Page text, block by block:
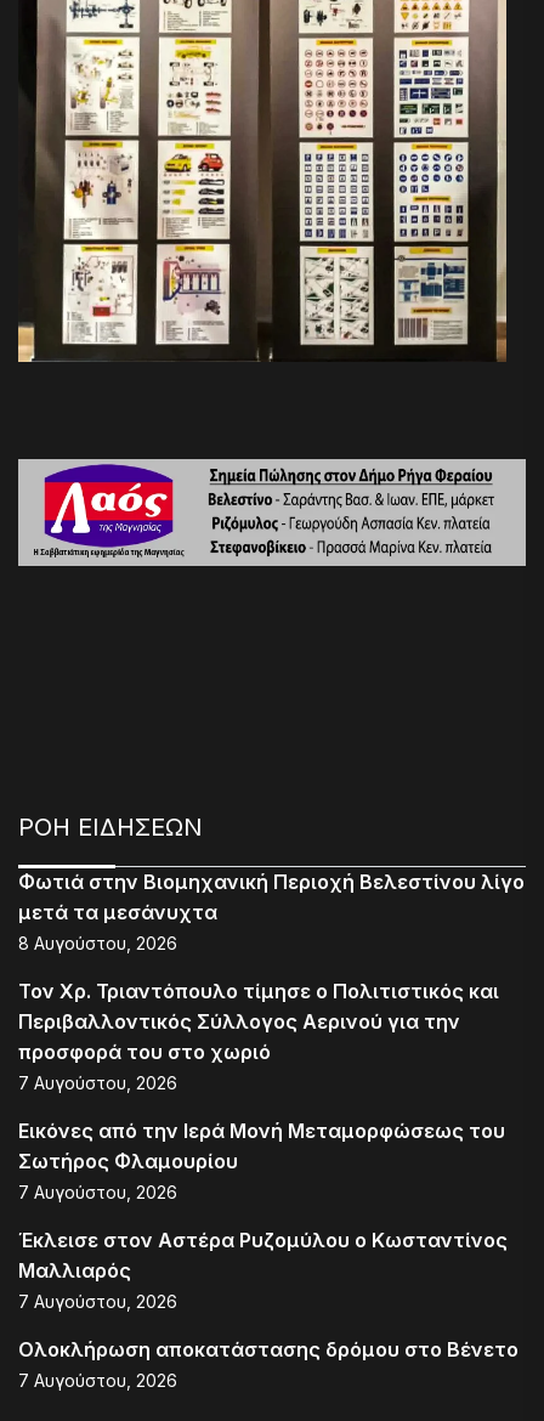
ΡΟΗ ΕΙΔΗΣΕΩΝ
Φωτιά στην Βιομηχανική Περιοχή Βελεστίνου λίγο
μετά τα μεσάνυχτα
8 Αυγούστου, 2026
Τον Χρ. Τριαντόπουλο τίμησε ο Πολιτιστικός και
Περιβαλλοντικός Σύλλογος Αερινού για την
προσφορά του στο χωριό
7 Αυγούστου, 2026
Εικόνες από την Ιερά Μονή Μεταμορφώσεως του
Σωτήρος Φλαμουρίου
7 Αυγούστου, 2026
Έκλεισε στον Αστέρα Ρυζομύλου ο Κωσταντίνος
Μαλλιαρός
7 Αυγούστου, 2026
Ολοκλήρωση αποκατάστασης δρόμου στο Βένετο
7 Αυγούστου, 2026